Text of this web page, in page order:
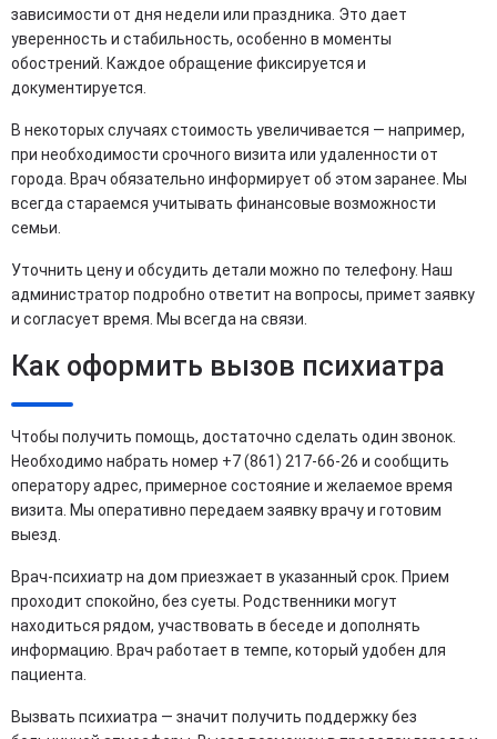
зависимости от дня недели или праздника. Это дает
уверенность и стабильность, особенно в моменты
обострений. Каждое обращение фиксируется и
документируется.
В некоторых случаях стоимость увеличивается — например,
при необходимости срочного визита или удаленности от
города. Врач обязательно информирует об этом заранее. Мы
всегда стараемся учитывать финансовые возможности
семьи.
Уточнить цену и обсудить детали можно по телефону. Наш
администратор подробно ответит на вопросы, примет заявку
и согласует время. Мы всегда на связи.
Как оформить вызов психиатра
Чтобы получить помощь, достаточно сделать один звонок.
Необходимо набрать номер +7 (861) 217-66-26 и сообщить
оператору адрес, примерное состояние и желаемое время
визита. Мы оперативно передаем заявку врачу и готовим
выезд.
Врач-психиатр на дом приезжает в указанный срок. Прием
проходит спокойно, без суеты. Родственники могут
находиться рядом, участвовать в беседе и дополнять
информацию. Врач работает в темпе, который удобен для
пациента.
Вызвать психиатра — значит получить поддержку без